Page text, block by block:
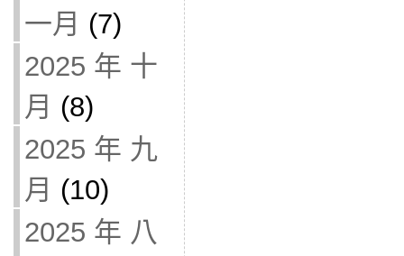
一月 (7)
2025 年 十
月 (8)
2025 年 九
月 (10)
2025 年 八